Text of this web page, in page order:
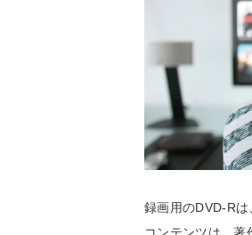
録画用のDVD-R
コンテンツは、